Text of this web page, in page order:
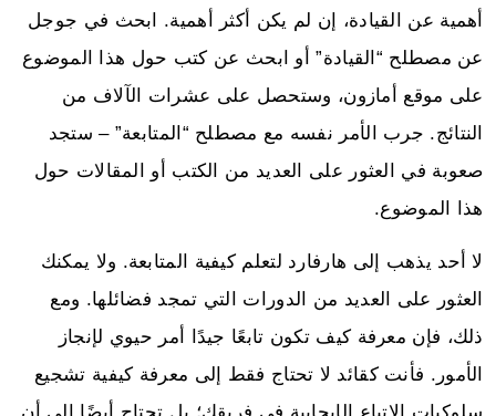
أهمية عن القيادة، إن لم يكن أكثر أهمية. ابحث في جوجل
عن مصطلح “القيادة” أو ابحث عن كتب حول هذا الموضوع
على موقع أمازون، وستحصل على عشرات الآلاف من
النتائج. جرب الأمر نفسه مع مصطلح “المتابعة” – ستجد
صعوبة في العثور على العديد من الكتب أو المقالات حول
هذا الموضوع.
لا أحد يذهب إلى هارفارد لتعلم كيفية المتابعة. ولا يمكنك
العثور على العديد من الدورات التي تمجد فضائلها. ومع
ذلك، فإن معرفة كيف تكون تابعًا جيدًا أمر حيوي لإنجاز
الأمور. فأنت كقائد لا تحتاج فقط إلى معرفة كيفية تشجيع